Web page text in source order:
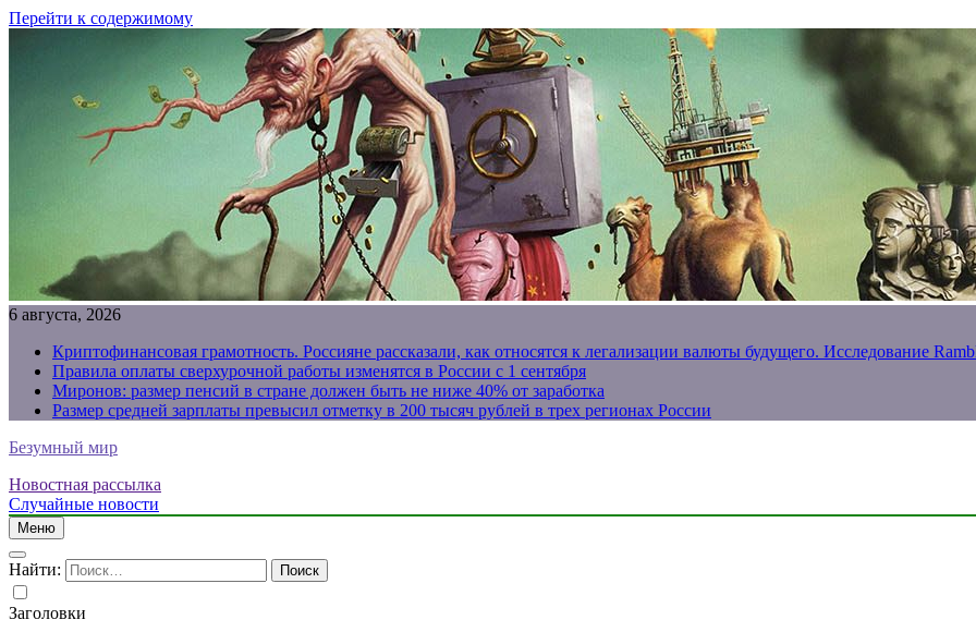
Перейти к содержимому
6 августа, 2026
Криптофинансовая грамотность. Россияне рассказали, как относятся к легализации валюты будущего. Исследование
Правила оплаты сверхурочной работы изменятся в России с 1 сентября
Миронов: размер пенсий в стране должен быть не ниже 40% от заработка
Размер средней зарплаты превысил отметку в 200 тысяч рублей в трех регионах России
Безумный мир
Новостная рассылка
Случайные новости
Меню
Найти:
Заголовки